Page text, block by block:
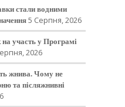
стали водними
5 Серпня, 2026
участь у Програмі
2026
жнива. Чому не
та післяжнивні